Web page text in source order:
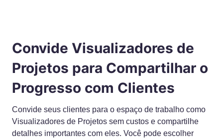
Convide Visualizadores de
Projetos para Compartilhar o
Progresso com Clientes
Convide seus clientes para o espaço de trabalho como
Visualizadores de Projetos sem custos e compartilhe
detalhes importantes com eles. Você pode escolher